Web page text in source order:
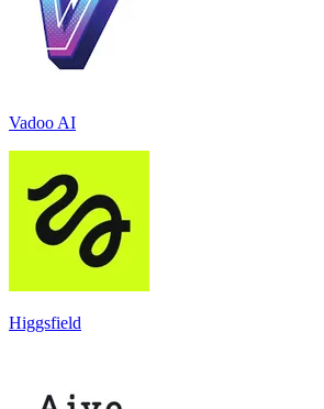
Vadoo AI
Higgsfield